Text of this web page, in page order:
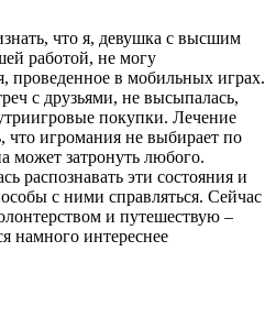
что я, девушка с высшим
работой, не могу
проведенное в мобильных играх.
с друзьями, не высыпалась,
покупки. Лечение
что игромания не выбирает по
может затронуть любого.
распознавать эти состояния и
с ними справляться. Сейчас
и путешествую –
намного интереснее